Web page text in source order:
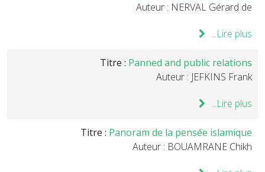
Auteur : NERVAL Gérard de
Lire plus...
Titre : Panned and public relations
Auteur : JEFKINS Frank
Lire plus...
Titre : Panoram de la pensée islamique
Auteur : BOUAMRANE Chikh